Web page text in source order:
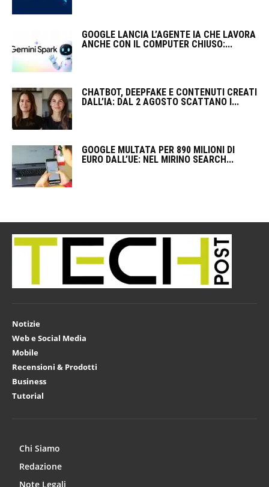
GOOGLE LANCIA L’AGENTE IA CHE LAVORA
ANCHE CON IL COMPUTER CHIUSO:...
CHATBOT, DEEPFAKE E CONTENUTI CREATI
DALL’IA: DAL 2 AGOSTO SCATTANO I...
GOOGLE MULTATA PER 890 MILIONI DI
EURO DALL’UE: NEL MIRINO SEARCH...
Notizie
Web e Social Media
Mobile
Recensioni & Prodotti
Business
Tutorial
Chi Siamo
Redazione
Note Legali